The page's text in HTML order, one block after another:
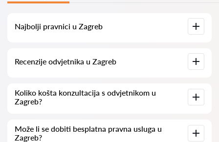
Najbolji pravnici u Zagreb
informacijama. Cijene, recenzije, telefonski brojevi i adrese.
Recenzije odvjetnika u Zagreb
odvjetnicima. Ne brišemo negativne recenzije niti postoji
mogućnost njihovog lažnog povećavanja.
Koliko košta konzultacija s odvjetnikom u
Zagreb?
nadalje (cijene mogu varirati ovisno o složenosti pitanja i
obliku odgovora).
Može li se dobiti besplatna pravna usluga u
Zagreb?